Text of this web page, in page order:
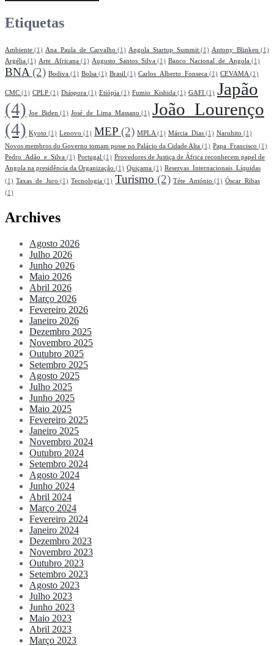
Etiquetas
Ambiente (1) Ana_Paula_de_Carvalho (1) Angola_Startup_Summit (1) Antony_Blinken (1)
Argélia (1) Arte_Africana (1) Augusto_Santos_Silva (1) Banco_Nacional_de_Angola (1)
BNA (2) Bodiva (1) Bolsa (1) Brasil (1) Carlos_Alberto_Fonseca (1) CEVAMA (1)
CMC (1) CPLP (1) Diáspora (1) Etiópia (1) Fumio_Kishida (1) GAFI (1) Japão
(4) Joe_Biden (1) José_de_Lima_Massano (1) João_Lourenço
(4) Kyoto (1) Lenovo (1) MEP (2) MPLA (1) Márcia_Dias (1) Naruhito (1)
Novos membros do Governo tomam posse no Palácio da Cidade Alta (1) Papa_Francisco (1)
Pedro_Adão_e_Silva (1) Portugal (1) Provedores de Justiça de África reconhecem papel de
Angola na presidência da Organização (1) Quiçama (1) Reservas_Internacionais_Líquidas
(1) Taxas_de_Juro (1) Tecnologia (1) Turismo (2) Téte_António (1) Óscar_Ribas
(1)
Archives
Agosto 2026
Julho 2026
Junho 2026
Maio 2026
Abril 2026
Março 2026
Fevereiro 2026
Janeiro 2026
Dezembro 2025
Novembro 2025
Outubro 2025
Setembro 2025
Agosto 2025
Julho 2025
Junho 2025
Maio 2025
Fevereiro 2025
Janeiro 2025
Novembro 2024
Outubro 2024
Setembro 2024
Agosto 2024
Junho 2024
Abril 2024
Março 2024
Fevereiro 2024
Janeiro 2024
Dezembro 2023
Novembro 2023
Outubro 2023
Setembro 2023
Agosto 2023
Julho 2023
Junho 2023
Maio 2023
Abril 2023
Março 2023